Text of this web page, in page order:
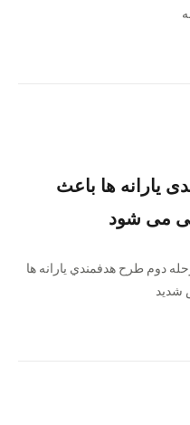
یارانه ها باعث
می شود
دوم طرح هدفمندي يارانه ها
شدید